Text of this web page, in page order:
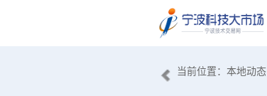
当前位置： 本地动态